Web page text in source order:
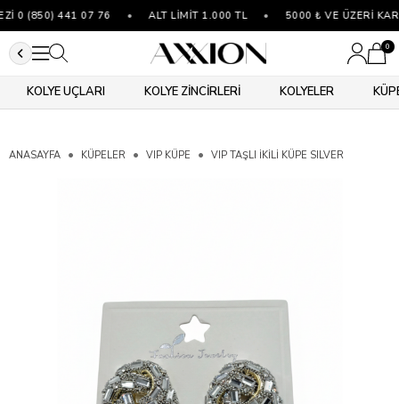
0 (850) 441 07 76 ALT LİMİT 1.000 TL 5000 ₺ VE ÜZERİ
0
KOLYE UÇLARI KOLYE ZİNCİRLERİ KOLYELER
ANASAYFA KÜPELER VIP KÜPE VIP TAŞLI İKILI KÜPE SILVER